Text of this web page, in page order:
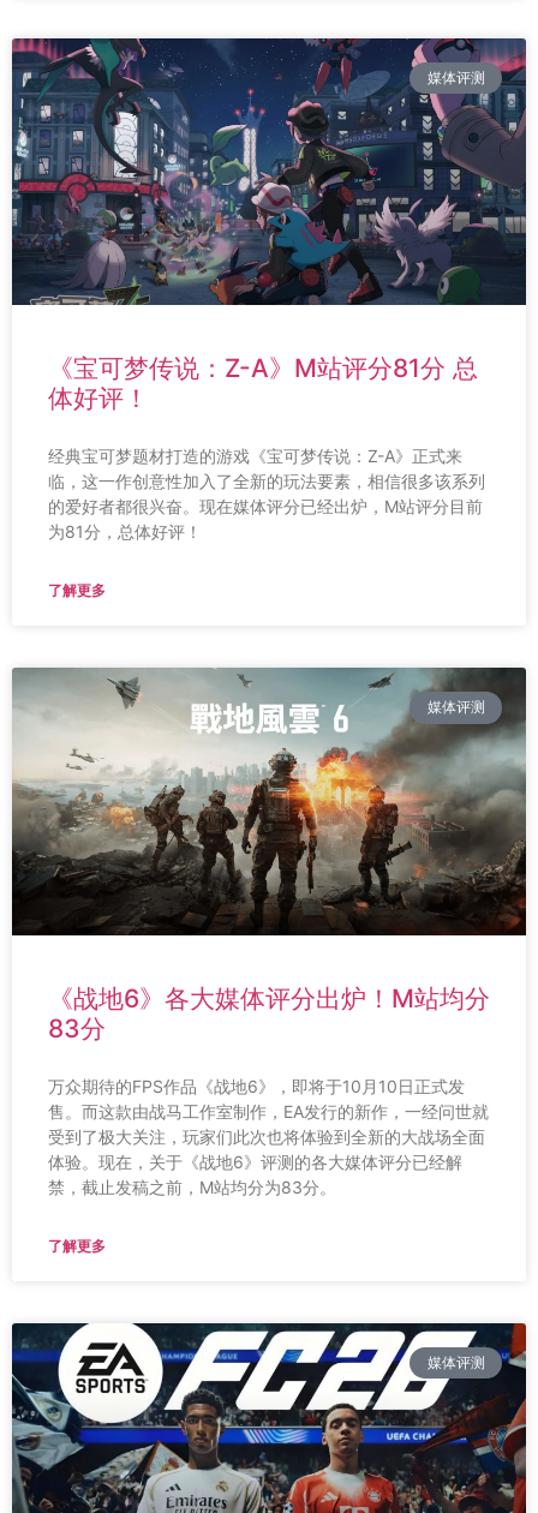
媒体评测
《宝可梦传说：Z-A》M站评分81分 总
体好评！
经典宝可梦题材打造的游戏《宝可梦传说：Z-A》正式来
临，这一作创意性加入了全新的玩法要素，相信很多该系列
的爱好者都很兴奋。现在媒体评分已经出炉，M站评分目前
为81分，总体好评！
了解更多
媒体评测
《战地6》各大媒体评分出炉！M站均分
83分
万众期待的FPS作品《战地6》，即将于10月10日正式发
售。而这款由战马工作室制作，EA发行的新作，一经问世就
受到了极大关注，玩家们此次也将体验到全新的大战场全面
体验。现在，关于《战地6》评测的各大媒体评分已经解
禁，截止发稿之前，M站均分为83分。
了解更多
媒体评测